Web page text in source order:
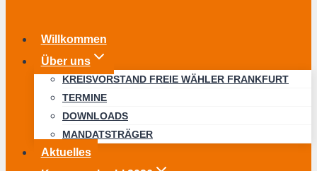
Willkommen
Über uns
KREISVORSTAND FREIE WÄHLER FRANKFURT
TERMINE
DOWNLOADS
MANDATSTRÄGER
Aktuelles